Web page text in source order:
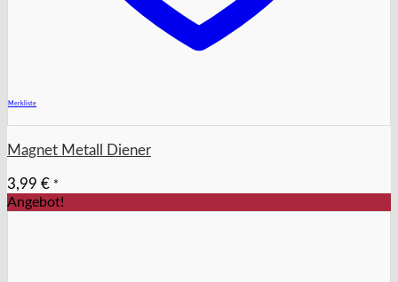
Merkliste
Magnet Metall Diener
3,99 € *
Angebot!